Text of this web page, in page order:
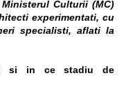
Culturii (MC)
experimentati, cu
specialisti, aflati la
si in ce stadiu de